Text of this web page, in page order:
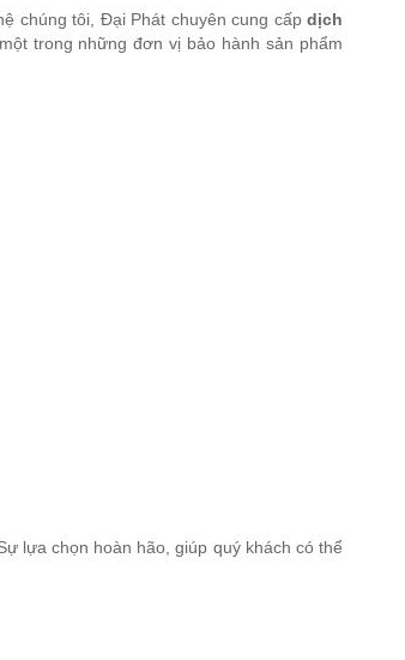
chúng tôi, Đại Phát chuyên cung cấp dịch
trong những đơn vị bảo hành sản phẩm
lựa chọn hoàn hão, giúp quý khách có thể